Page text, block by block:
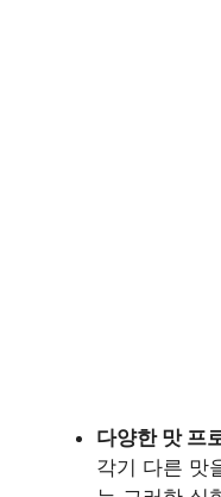
다양한 맛 프
각기 다른 맛